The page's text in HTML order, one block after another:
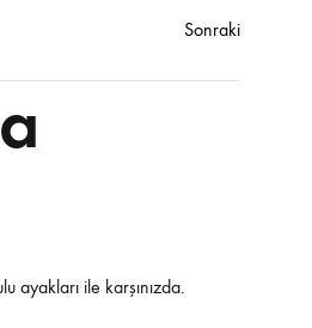
Tamamlayıcı Ürünler
Sonraki
ayakları ile karşınızda.